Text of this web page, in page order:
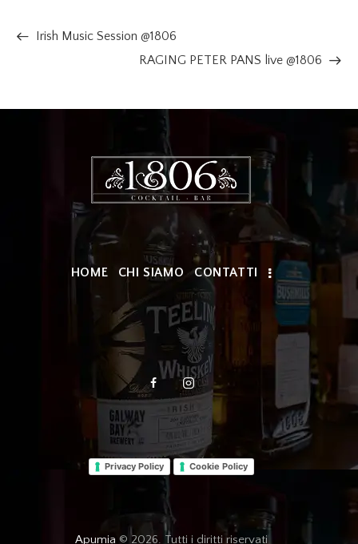
Irish Music Session @1806
RAGING PETER PANS live @1806
HOME CHI SIAMO CONTATTI
Privacy Policy Cookie Policy
Apumia © 2026. Tutti i diritti riservati